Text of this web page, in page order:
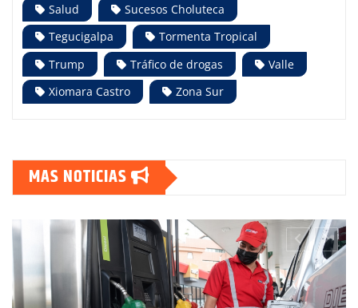
Salud
Sucesos Choluteca
Tegucigalpa
Tormenta Tropical
Trump
Tráfico de drogas
Valle
Xiomara Castro
Zona Sur
MAS NOTICIAS